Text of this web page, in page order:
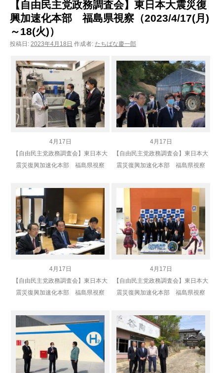
【自由民主党政務調査会】東日本大震災復
興加速化本部 福島県視察（2023/4/17(月)
～18(火)）
投稿日: 2023年4月18日 作成者: たちばな慶一郎
4月17日
【自由民主党政務調査会】東日本大
震災復興加速化本部 福島県視察
4月17日
【自由民主党政務調査会】東日本大
震災復興加速化本部 福島県視察
4月17日
【自由民主党政務調査会】東日本大
震災復興加速化本部 福島県視察
4月17日
【自由民主党政務調査会】東日本大
震災復興加速化本部 福島県視察